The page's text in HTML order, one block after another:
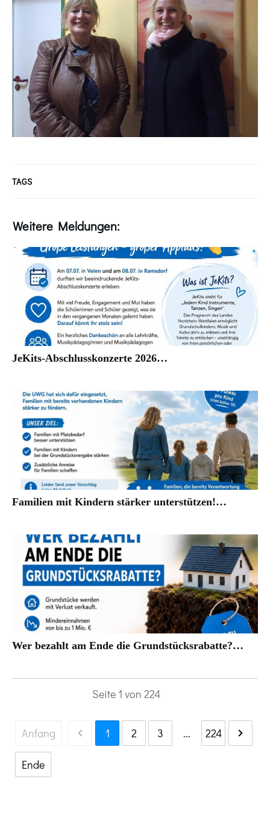
TAGS
Weitere Meldungen:
JeKits-Abschlusskonzerte 2026…
Familien mit Kindern stärker unterstützen!…
Wer bezahlt am Ende die Grundstücksrabatte?…
Seite 1 von 224
Anfang 1 2 3 ... 224
Ende